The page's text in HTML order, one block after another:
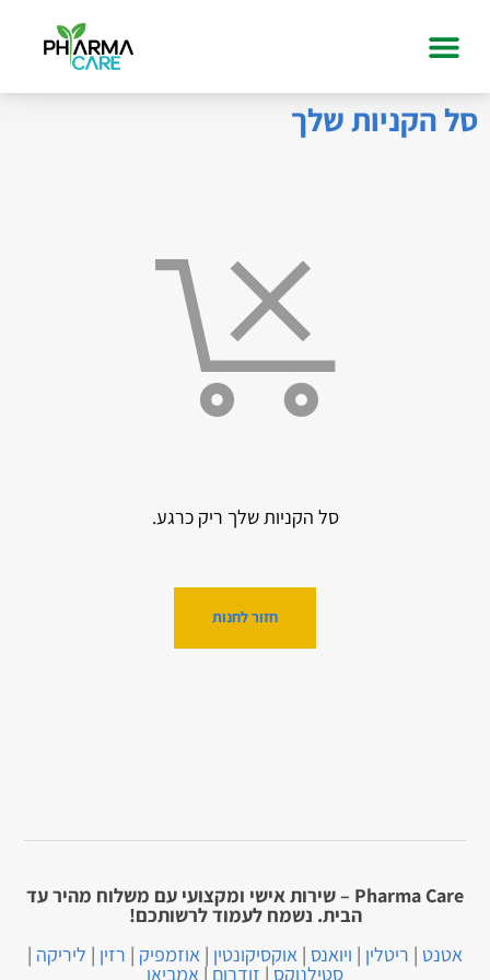
סל הקניות שלך
סל הקניות שלך ריק כרגע.
חזור לחנות
Pharma Care – שירות אישי ומקצועי עם משלוח מהיר עד
הבית. נשמח לעמוד לרשותכם!
אטנט | ריטלין | ויואנס | אוקסיקונטין | אוזמפיק | רזין | ליריקה |
סטילנוקס| זודרום | אמביאן